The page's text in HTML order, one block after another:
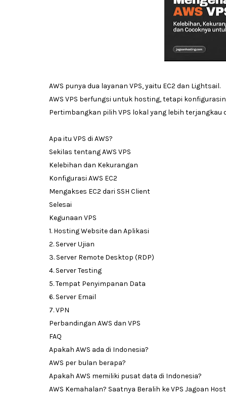
AWS punya dua layanan VPS, yaitu EC2 dan Lightsail.
AWS VPS berfungsi untuk hosting, tetapi
Pertimbangkan pilih VPS lokal yang lebih terjangkau
Apa itu VPS di AWS?
Sekilas tentang AWS VPS
Kelebihan dan Kekurangan
Konfigurasi AWS EC2
Mengakses EC2 dari SSH Client
Selesai
Kegunaan VPS
1. Hosting Website dan Aplikasi
2. Server Ujian
3. Server Remote Desktop (RDP)
4. Server Testing
5. Tempat Penyimpanan Data
6. Server Email
7. VPN
Perbandingan AWS dan VPS
FAQ
Apakah AWS ada di Indonesia?
AWS per bulan berapa?
Apakah AWS memiliki pusat data di Indonesia?
AWS Kemahalan? Saatnya Beralih ke VPS Jagoan